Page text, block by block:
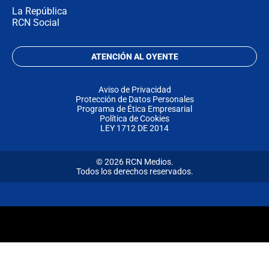
La República
RCN Social
ATENCIÓN AL OYENTE
Aviso de Privacidad
Protección de Datos Personales
Programa de Ética Empresarial
Política de Cookies
LEY 1712 DE 2014
© 2026 RCN Medios.
Todos los derechos reservados.